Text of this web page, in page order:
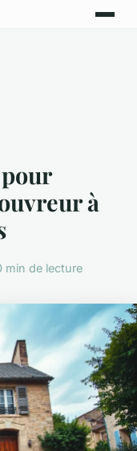
à
min de lecture